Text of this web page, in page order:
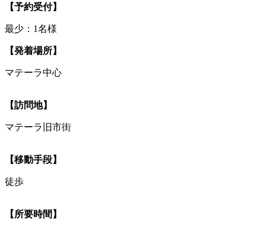
【予約受付】
最少：1名様
【発着場所】
マテーラ中心
【訪問地】
マテーラ旧市街
【移動手段】
徒歩
【所要時間】